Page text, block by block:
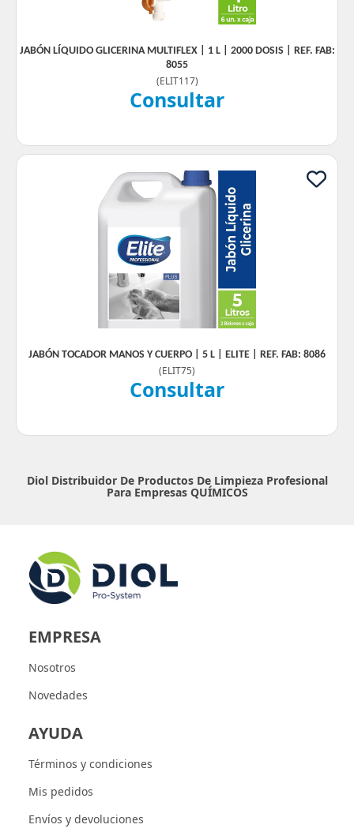
JABÓN LÍQUIDO GLICERINA MULTIFLEX | 1 L | 2000 DOSIS | REF. FAB:
8055
(ELIT117)
Consultar
JABÓN TOCADOR MANOS Y CUERPO | 5 L | ELITE | REF. FAB: 8086
(ELIT75)
Consultar
Diol Distribuidor De Productos De Limpieza Profesional
Para Empresas QUÍMICOS
EMPRESA
Nosotros
Novedades
AYUDA
Términos y condiciones
Mis pedidos
Envíos y devoluciones